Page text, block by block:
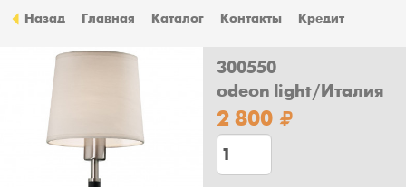
Назад Главная Каталог Контакты Кредит
300550
odeon light/Италия
2 800
Количество